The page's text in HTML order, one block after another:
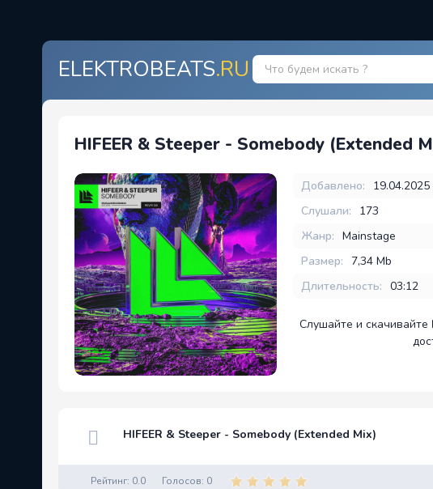
ELEKTROBEATS.RU
HIFEER & Steeper - Somebody (Extended
Добавлено:
19.04.2025
Слушали:
173
Жанр: Mainstage
Размер:
7,34 Mb
Длительность: 03:12
Слушайте и скачивайте
HIFEER & Steeper - Somebody (Extended Mix)
Рейтинг: 0.0 Голосов: 0